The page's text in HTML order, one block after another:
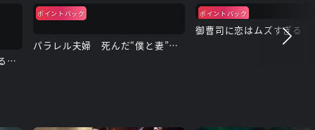
北くんがかわいすぎて手に余るので、３人でシェアすることにしました。
ポイントバック
パラレル夫婦 死んだ“僕と妻”の真実
ポイントバック
御曹司に恋はムズすぎる